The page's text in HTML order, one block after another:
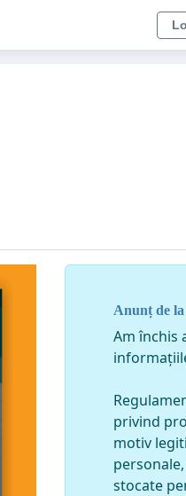
Anunț de
Am închis
privind
motiv
stocate